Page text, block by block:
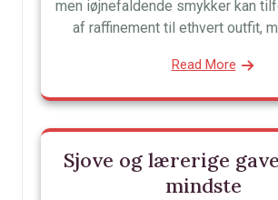
men iøjnefaldende smykker kan
af raffinement til ethvert outfit,
Read More
Sjove og lærerige
mindste